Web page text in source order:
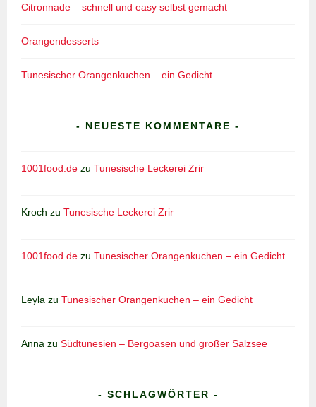
Citronnade – schnell und easy selbst gemacht
Orangendesserts
Tunesischer Orangenkuchen – ein Gedicht
- NEUESTE KOMMENTARE -
1001food.de zuTunesische Leckerei Zrir
Kroch zuTunesische Leckerei Zrir
1001food.de zuTunesischer Orangenkuchen – ein Gedicht
Leyla zuTunesischer Orangenkuchen – ein Gedicht
Anna zuSüdtunesien – Bergoasen und großer Salzsee
- SCHLAGWÖRTER -